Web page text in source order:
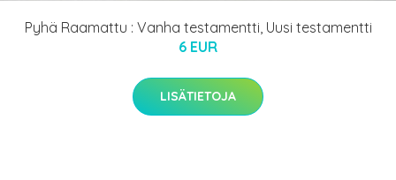
Pyhä Raamattu : Vanha testamentti, Uusi testamentti
6 EUR
LISÄTIETOJA